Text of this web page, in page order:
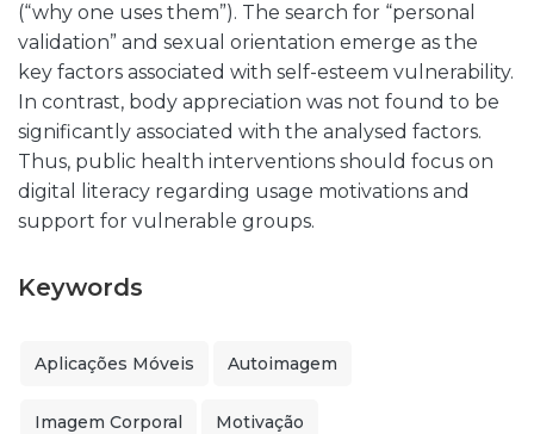
(“why one uses them”). The search for “personal
validation” and sexual orientation emerge as the
key factors associated with self-esteem vulnerability.
In contrast, body appreciation was not found to be
significantly associated with the analysed factors.
Thus, public health interventions should focus on
digital literacy regarding usage motivations and
support for vulnerable groups.
Keywords
Aplicações Móveis Autoimagem
Imagem Corporal Motivação